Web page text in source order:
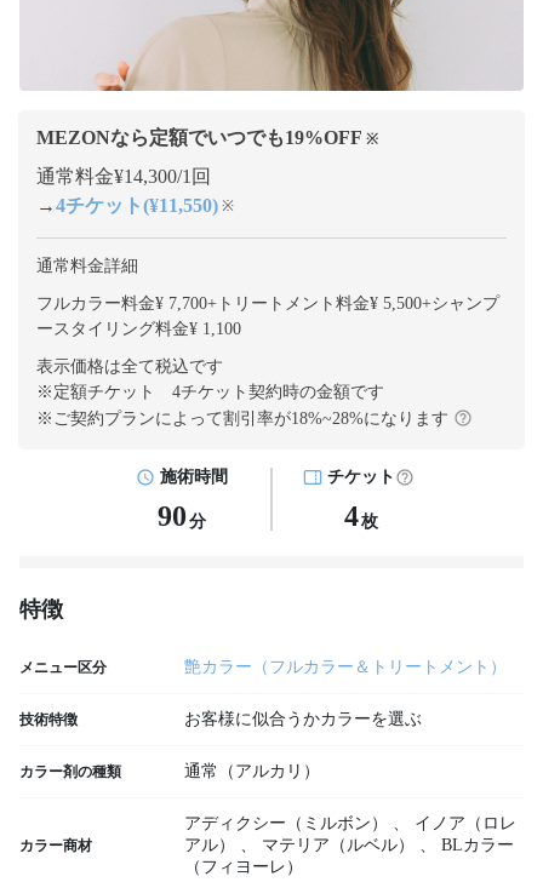
MEZONなら定額でいつでも19%OFF ※
通常料金¥14,300/1回
→4チケット(¥11,550) ※
通常料金詳細
フルカラー料金¥ 7,700+ トリートメント料金¥ 5,500+シャンプ
ースタイリング料金¥ 1,100
表示価格は全て税込です
※定額チケット 4チケット契約時の金額です
※ご契約プランによって割引率が18%~28%になります
施術時間
90 分
チケット
4枚
特徴
メニュー区分 艶カラー（フルカラー＆トリートメント）
技術特徴 お客様に似合うかカラーを選ぶ
カラー剤の種類 通常（アルカリ）
カラー商材
アディクシー（ミルボン） 、
イノア（ロレ
アル）
、 マテリア（ルベル） 、
BLカラー
（フィヨーレ）